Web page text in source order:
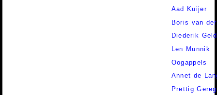
Aad Kuijer
Boris van
Diederik
Len Munnik
Oogappels
Annet de
Prettig